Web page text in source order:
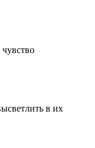
в их